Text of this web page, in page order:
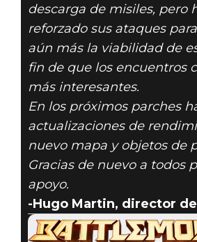
descarga de misiles, pero
reforzado sus ataques
aún más la viabilidad de
fin de que los encuentros
más interesantes.
En los próximos parches
actualizaciones de
nuevo mapa y objetos de
Gracias de nuevo a todos
apoyo.
-Hugo Martin, director